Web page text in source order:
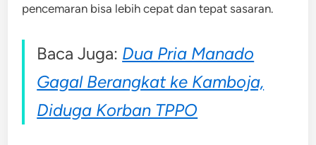
pencemaran bisa lebih cepat dan tepat sasaran.
Baca Juga: Dua Pria Manado
Gagal Berangkat ke Kamboja,
Diduga Korban TPPO